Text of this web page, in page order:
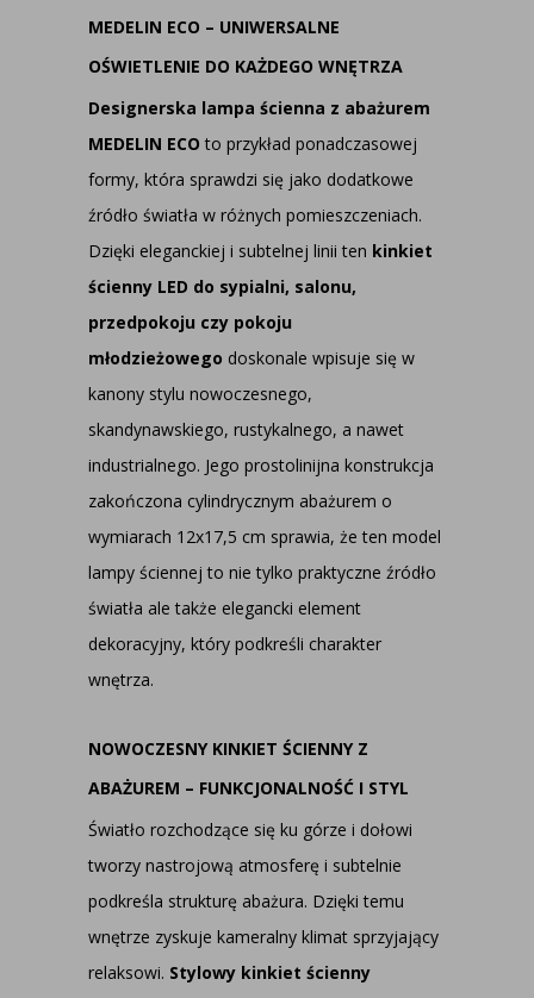
MEDELIN ECO – UNIWERSALNE
OŚWIETLENIE DO KAŻDEGO WNĘTRZA
Designerska lampa ścienna z abażurem
MEDELIN ECO to przykład ponadczasowej
formy, która sprawdzi się jako dodatkowe
źródło światła w różnych pomieszczeniach.
Dzięki eleganckiej i subtelnej linii ten kinkiet
ścienny LED do sypialni, salonu,
przedpokoju czy pokoju
młodzieżowego doskonale wpisuje się w
kanony stylu nowoczesnego,
skandynawskiego, rustykalnego, a nawet
industrialnego. Jego prostolinijna konstrukcja
zakończona cylindrycznym abażurem o
wymiarach 12x17,5 cm sprawia, że ten model
lampy ściennej to nie tylko praktyczne źródło
światła ale także elegancki element
dekoracyjny, który podkreśli charakter
wnętrza.
NOWOCZESNY KINKIET ŚCIENNY Z
ABAŻUREM – FUNKCJONALNOŚĆ I STYL
Światło rozchodzące się ku górze i dołowi
tworzy nastrojową atmosferę i subtelnie
podkreśla strukturę abażura. Dzięki temu
wnętrze zyskuje kameralny klimat sprzyjający
relaksowi. Stylowy kinkiet ścienny